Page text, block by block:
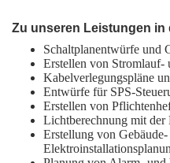
Zu unseren Leistungen in
Schaltplanentwürfe und
Erstellen von Stromlauf-
Kabelverlegungspläne
Entwürfe für SPS-
Erstellen von
Lichtberechnung mit
Erstellung von